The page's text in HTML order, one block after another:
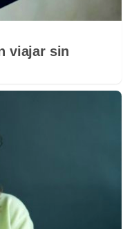
viajar sin